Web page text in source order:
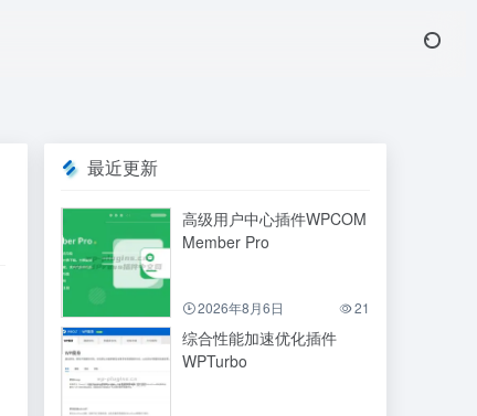
最近更新
高级用户中心插件WPCOM
Member Pro
2026年8月6日 21
综合性能加速优化插件
WPTurbo